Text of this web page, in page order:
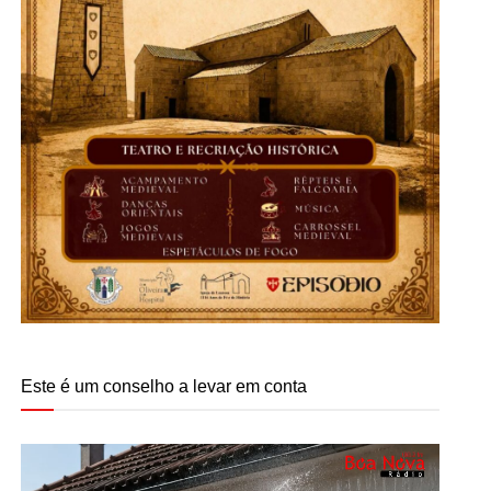
Este é um conselho a levar em conta